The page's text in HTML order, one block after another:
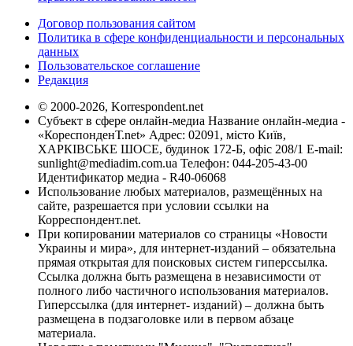
Договор пользования сайтом
Политика в сфере конфиденциальности и персональных
данных
Пользовательское соглашение
Редакция
© 2000-2026, Korrespondent.net
Субъект в сфере онлайн-медиа Название онлайн-медиа -
«КореспонденТ.net» Адрес: 02091, місто Київ,
ХАРКІВСЬКЕ ШОСЕ, будинок 172-Б, офіс 208/1 E-mail:
sunlight@mediadim.com.ua Телефон: 044-205-43-00
Идентификатор медиа - R40-06068
Использование любых материалов, размещённых на
сайте, разрешается при условии ссылки на
Корреспондент.net.
При копировании материалов со страницы «Новости
Украины и мира», для интернет-изданий – обязательна
прямая открытая для поисковых систем гиперссылка.
Ссылка должна быть размещена в независимости от
полного либо частичного использования материалов.
Гиперссылка (для интернет- изданий) – должна быть
размещена в подзаголовке или в первом абзаце
материала.